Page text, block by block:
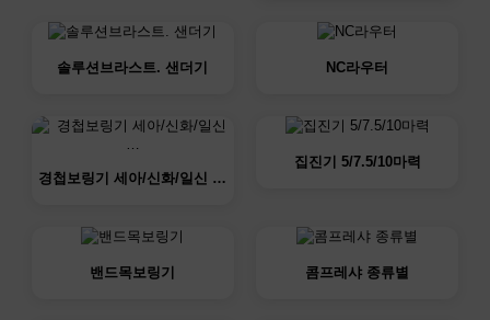
솔루션브라스트. 샌더기 NC라우터
경첩보링기 세아/신화/일신 …
집진기 5/7.5/10마력
밴드목보링기 콤프레샤 종류별